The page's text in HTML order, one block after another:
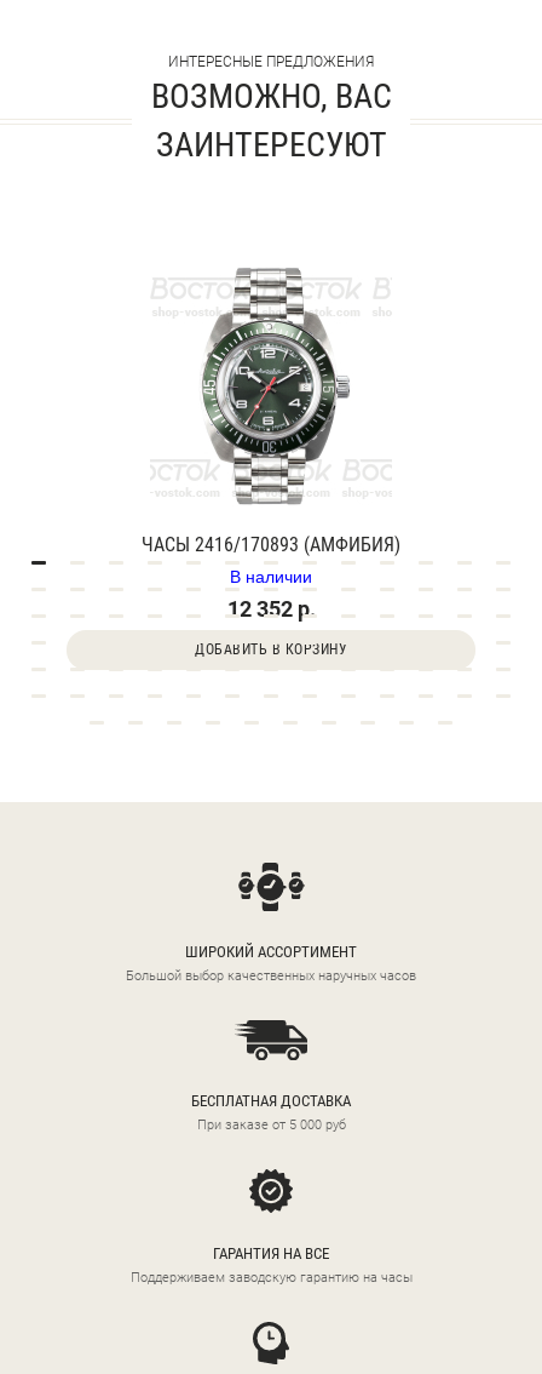
ИНТЕРЕСНЫЕ ПРЕДЛОЖЕНИЯ
ВОЗМОЖНО, ВАС
ЗАИНТЕРЕСУЮТ
ЧАСЫ 2416/170893 (АМФИБИЯ)
В наличии
12 352 р.
ДОБАВИТЬ В КОРЗИНУ
ШИРОКИЙ АССОРТИМЕНТ
Большой выбор качественных наручных часов
БЕСПЛАТНАЯ ДОСТАВКА
При заказе от 5 000 руб
ГАРАНТИЯ НА ВСЕ
Поддерживаем заводскую гарантию на часы